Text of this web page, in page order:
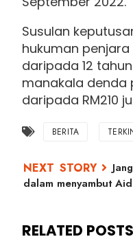
Susulan
hukuman
daripada 12
manakala denda
daripada RM210
BERITA
dalam menyambut